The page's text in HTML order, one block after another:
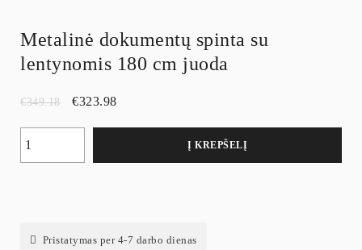
Metalinė dokumentų spinta su
lentynomis 180 cm juoda
€349.18 €323.98
Į KREPŠELĮ
Pristatymas per 4-7 darbo dienas